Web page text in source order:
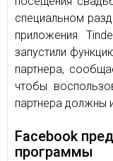
специальном
приложения
запустили
партнера,
чтобы
партнера должны
Facebook
программы